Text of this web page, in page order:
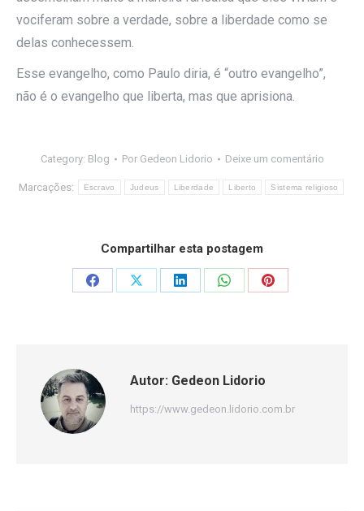
vociferam sobre a verdade, sobre a liberdade como se
delas conhecessem.
Esse evangelho, como Paulo diria, é “outro evangelho”,
não é o evangelho que liberta, mas que aprisiona.
Category: Blog Por Gedeon Lidorio Deixe um comentário
Marcações: Escravo Judeus Liberdade Liberto Sistema religioso
Compartilhar esta postagem
Share
Share
Share
Share
Share
Autor: Gedeon Lidorio
https://www.gedeon.lidorio.com.br